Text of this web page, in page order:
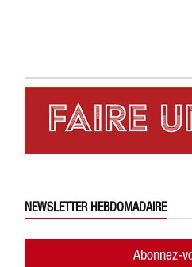
NEWSLETTER HEBDOMADAIRE
Abonnez-